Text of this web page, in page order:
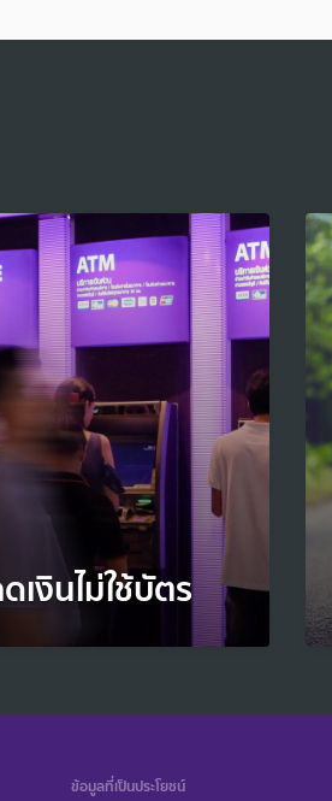
เงินไม่ใช้บัตร
ข้อมูลที่เป็นประโยชน์